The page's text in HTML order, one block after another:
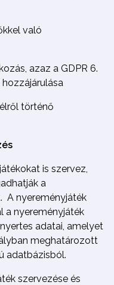
való
azaz a GDPR 6.
történő
is szervez,
a
A nyereményjáték
a nyereményjáték
adatai, amelyet
meghatározott
adatbázisból.
szervezése és